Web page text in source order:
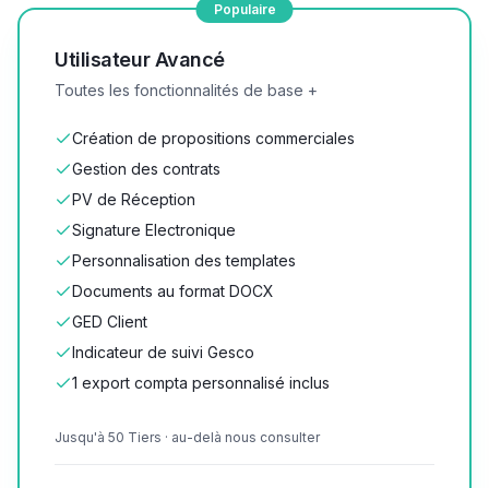
Populaire
Utilisateur Avancé
Toutes les fonctionnalités de base +
Création de propositions commerciales
Gestion des contrats
PV de Réception
Signature Electronique
Personnalisation des templates
Documents au format DOCX
GED Client
Indicateur de suivi Gesco
1 export compta personnalisé inclus
Jusqu'à 50 Tiers · au-delà nous consulter